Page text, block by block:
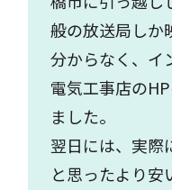
般の放送局しか
分からなく、イ
電気工事店の
ました。
翌日には、実際
と思ったより安